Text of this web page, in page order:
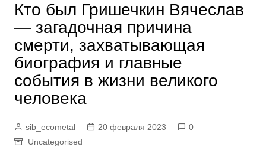
Кто был Гришечкин Вячеслав
— загадочная причина
смерти, захватывающая
биография и главные
события в жизни великого
человека
sib_ecometal 20 февраля 2023
0
Uncategorised